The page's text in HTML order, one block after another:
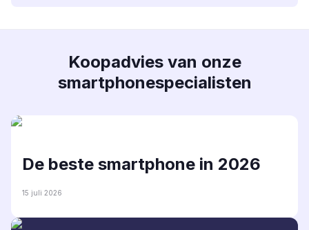
Koopadvies van onze
smartphonespecialisten
De beste smartphone in 2026
15 juli 2026